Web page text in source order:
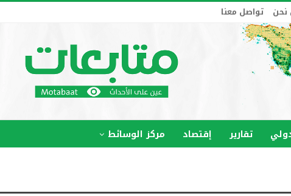
تواصل معنا
تقارير إقتصاد مركز الوسائط